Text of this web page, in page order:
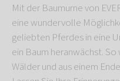
Mit der Baumurne von
eine wundervolle
geliebten Pferdes in eine
ein Baum heranwächst.
Wälder und aus einem